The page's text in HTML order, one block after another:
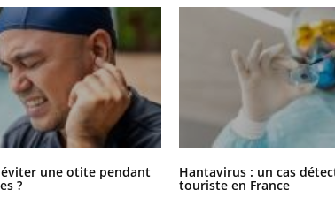
une otite pendant
?
Hantavirus : un cas
touriste en France